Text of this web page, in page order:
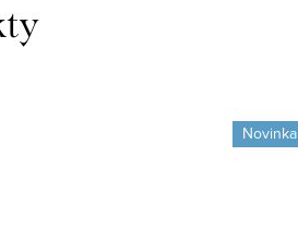
Novinka